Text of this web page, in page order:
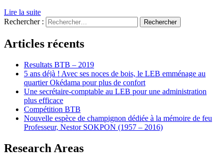
Lire la suite
Rechercher :
Articles récents
Resultats BTB – 2019
5 ans déjà ! Avec ses noces de bois, le LEB emménage au
quartier Okédama pour plus de confort
Une secrétaire-comptable au LEB pour une administration
plus efficace
Compétition BTB
Nouvelle espèce de champignon dédiée à la mémoire de feu
Professeur, Nestor SOKPON (1957 – 2016)
Research Areas